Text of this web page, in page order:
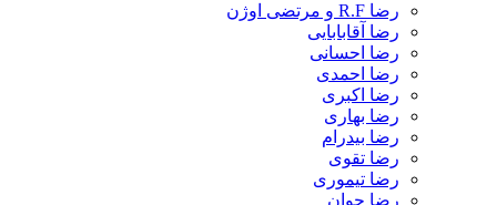
رضا R.F و مرتضی اوژن
رضا آقابابایی
رضا احسانی
رضا احمدی
رضا اکبری
رضا بهاری
رضا بیدرام
رضا تقوی
رضا تیموری
رضا جوان